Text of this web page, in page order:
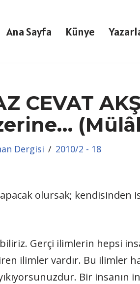
Ana Sayfa Künye
CEVAT
Dergisi 2010/2 - 18
olursak; kendisinden
Gerçi ilimlerin hepsi
ilimler vardır. Bu ilimler
Bir insanın